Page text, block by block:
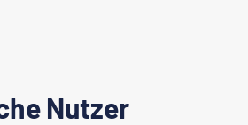
Nutzer